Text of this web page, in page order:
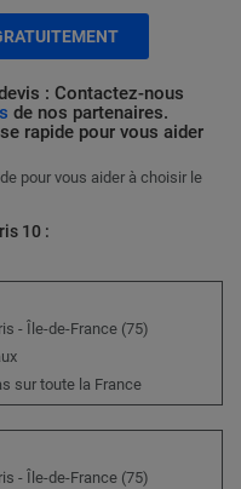
: Contactez-nous
de nos partenaires.
rapide pour vous aider
pour vous aider à choisir le
10 :
- Île-de-France (75)
sur toute la France
- Île-de-France (75)